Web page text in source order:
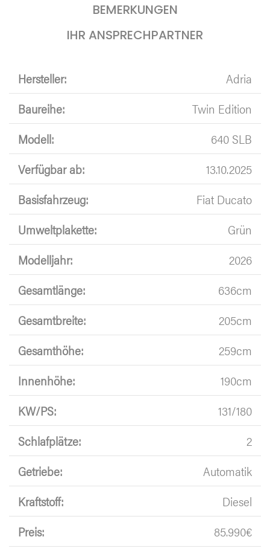
BEMERKUNGEN
IHR ANSPRECHPARTNER
Hersteller:
Adria
Baureihe:
Twin Edition
Modell:
640 SLB
Verfügbar ab:
13.10.2025
Basisfahrzeug:
Fiat Ducato
Umweltplakette:
Grün
Modelljahr:
2026
Gesamtlänge:
636cm
Gesamtbreite:
205cm
Gesamthöhe:
259cm
Innenhöhe:
190cm
KW/PS:
131/180
Schlafplätze:
2
Getriebe:
Automatik
Kraftstoff:
Diesel
Preis:
85.990€